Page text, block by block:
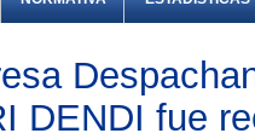
DENDI fue